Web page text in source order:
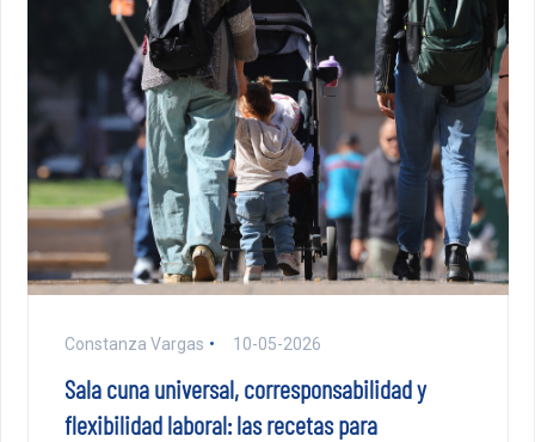
Constanza Vargas 10-05-2026
Sala cuna universal, corresponsabilidad y
flexibilidad laboral: las recetas para